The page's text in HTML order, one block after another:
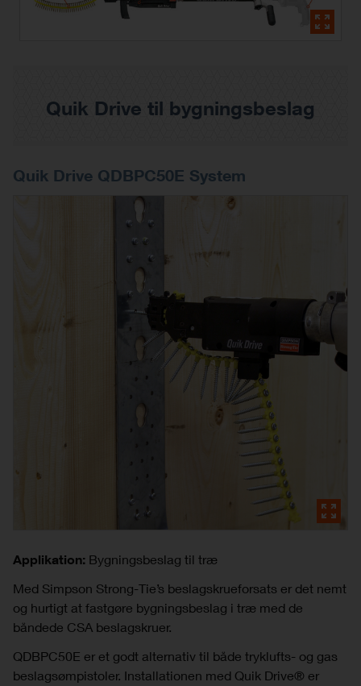
Quik Drive til bygningsbeslag
Quik Drive QDBPC50E System
Applikation: Bygningsbeslag til træ
Med Simpson Strong-Tie’s beslagskrueforsats er det nemt
og hurtigt at fastgøre bygningsbeslag i træ med de
båndede CSA beslagskruer.
QDBPC50E er et godt alternativ til både tryklufts- og gas
beslagsømpistoler. Installationen med Quik Drive® er